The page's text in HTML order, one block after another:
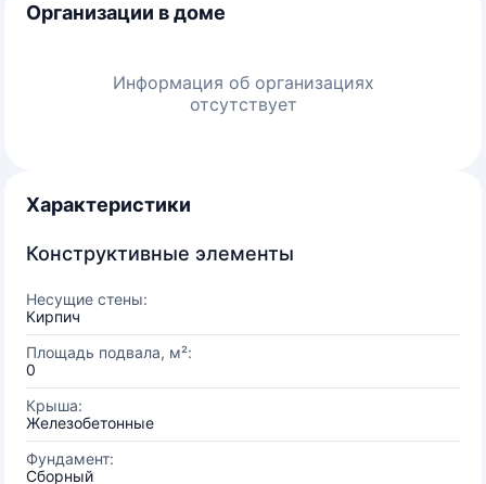
Организации в доме
Информация об организациях
отсутствует
Характеристики
Конструктивные элементы
Несущие стены:
Кирпич
Площадь подвала, м²:
0
Крыша:
Железобетонные
Фундамент:
Сборный